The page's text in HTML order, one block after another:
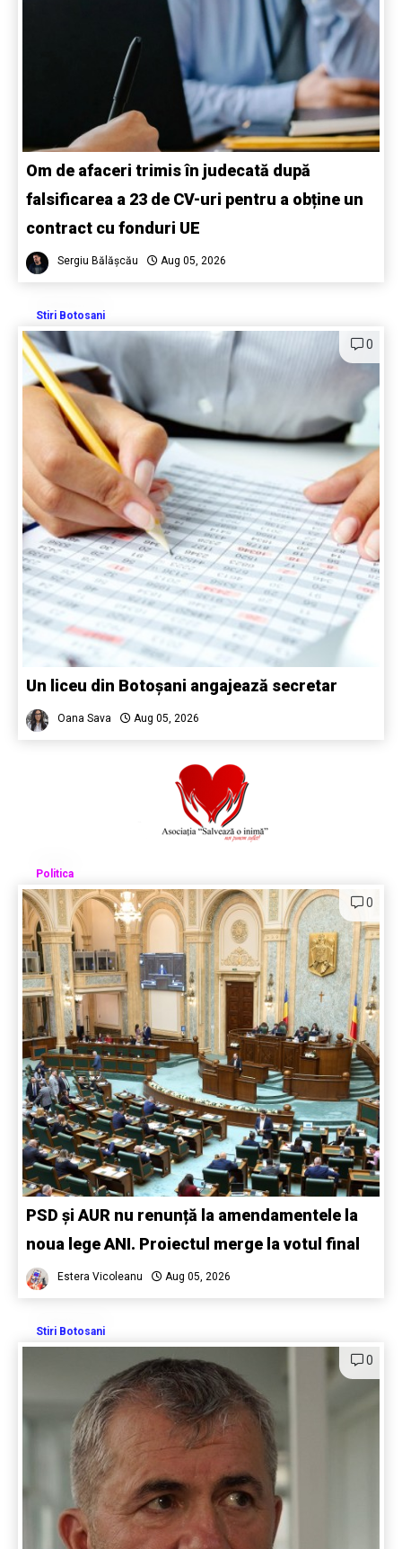
Om de afaceri trimis în judecată după
falsificarea a 23 de CV-uri pentru a obține un
contract cu fonduri UE
Sergiu Bălășcău Aug 05, 2026
Stiri Botosani
0
Un liceu din Botoșani angajează secretar
Oana Sava Aug 05, 2026
Politica
0
PSD și AUR nu renunță la amendamentele la
noua lege ANI. Proiectul merge la votul final
Estera Vicoleanu Aug 05, 2026
Stiri Botosani
0